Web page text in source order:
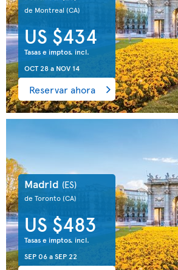
de Montreal (CA)
US $434
Tasas e imptos. incl.
OCT 28a NOV 14
Reservar ahora
Madrid (ES)
de Toronto(CA)
US $483
Tasas e imptos. incl.
SEP 06aSEP 22